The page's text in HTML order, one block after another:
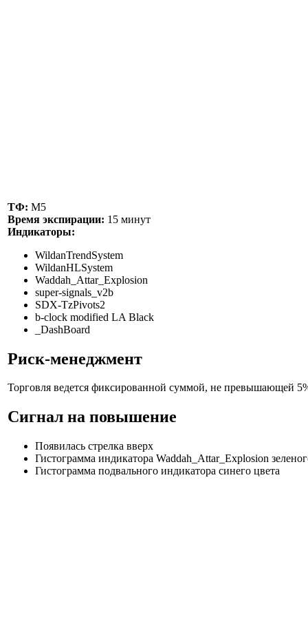
ТФ: М5
Время экспирации: 15 минут
Индикаторы:
WildanTrendSystem
WildanHLSystem
Waddah_Attar_Explosion
super-signals_v2b
SDX-TzPivots2
b-clock modified LA Black
_DashBoard
Риск-менеджмент
Торговля ведется фиксированной суммой, не превышающей
Сигнал на повышение
Появилась стрелка вверх
Гистограмма индикатора Waddah_Attar_Explosion
Гистограмма подвального индикатора синего цвета